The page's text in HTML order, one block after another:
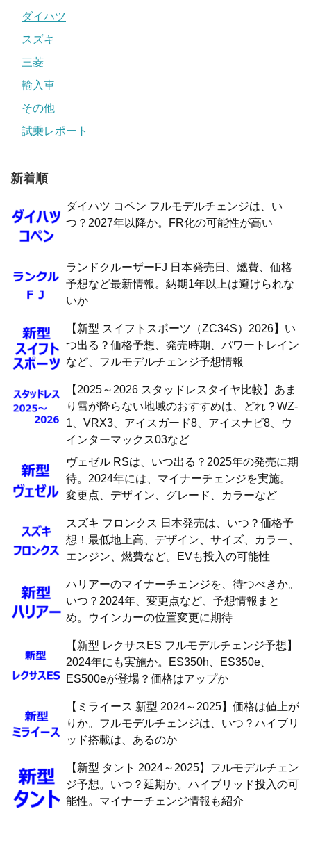
ダイハツ
スズキ
三菱
輸入車
その他
試乗レポート
新着順
ダイハツ コペン フルモデルチェンジは、い
つ？2027年以降か。FR化の可能性が高い
ランドクルーザーFJ 日本発売日、燃費、価格
予想など最新情報。納期1年以上は避けられな
いか
【新型 スイフトスポーツ（ZC34S）2026】い
つ出る？価格予想、発売時期、パワートレイン
など、フルモデルチェンジ予想情報
【2025～2026 スタッドレスタイヤ比較】あま
り雪が降らない地域のおすすめは、どれ？WZ-
1、VRX3、アイスガード8、アイスナビ8、ウ
インターマックス03など
ヴェゼル RSは、いつ出る？2025年の発売に期
待。2024年には、マイナーチェンジを実施。
変更点、デザイン、グレード、カラーなど
スズキ フロンクス 日本発売は、いつ？価格予
想！最低地上高、デザイン、サイズ、カラー、
エンジン、燃費など。EVも投入の可能性
ハリアーのマイナーチェンジを、待つべきか。
いつ？2024年、変更点など、予想情報まと
め。ウインカーの位置変更に期待
【新型 レクサスES フルモデルチェンジ予想】
2024年にも実施か。ES350h、ES350e、
ES500eが登場？価格はアップか
【ミライース 新型 2024～2025】価格は値上が
りか。フルモデルチェンジは、いつ？ハイブリ
ッド搭載は、あるのか
【新型 タント 2024～2025】フルモデルチェン
ジ予想。いつ？延期か。ハイブリッド投入の可
能性。マイナーチェンジ情報も紹介